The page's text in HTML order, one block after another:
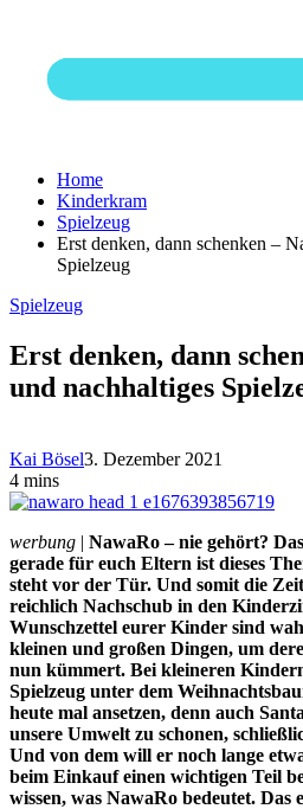
Home
Kinderkram
Spielzeug
Erst denken, dann schenken –
Spielzeug
Spielzeug
Erst denken, dann
und nachhaltiges
Kai Bösel3. Dezember 2021
4 mins
werbung | NawaRo – nie gehört?
gerade für euch Eltern ist dieses
steht vor der Tür. Und somit die
reichlich Nachschub in den
Wunschzettel eurer Kinder sind
kleinen und großen Dingen, um
nun kümmert. Bei kleineren
Spielzeug unter dem
heute mal ansetzen, denn auch
unsere Umwelt zu schonen,
Und von dem will er noch lange
beim Einkauf einen wichtigen Teil
wissen, was NawaRo bedeutet.